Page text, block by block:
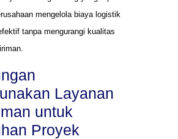
mengelola biaya logistik
tanpa mengurangi kualitas
Layanan
untuk
Proyek